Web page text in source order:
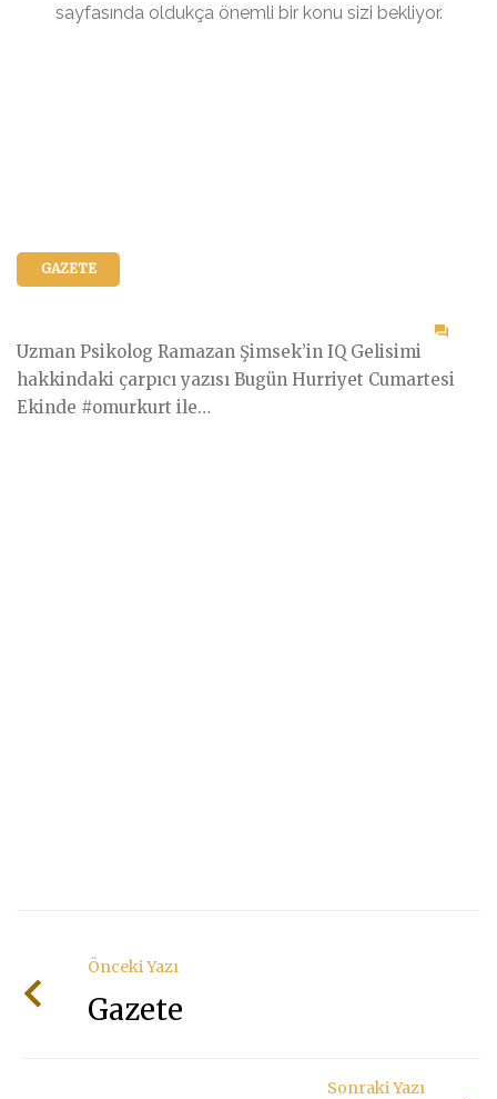
sayfasında oldukça önemli bir konu sizi bekliyor.
GAZETE
Uzman Psikolog Ramazan Şimsek’in IQ Gelisimi
hakkindaki çarpıcı yazısı Bugün Hurriyet Cumartesi
Ekinde #omurkurt ile…
Önceki Yazı
Gazete
Sonraki Yazı